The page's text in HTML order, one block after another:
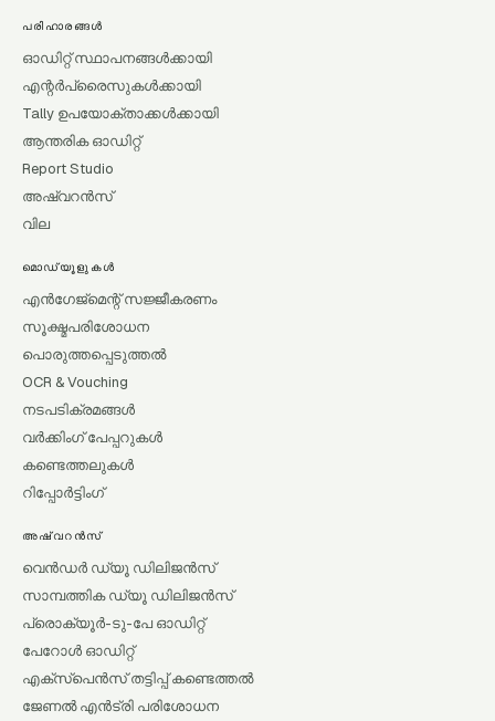
പരിഹാരങ്ങൾ
ഓഡിറ്റ് സ്ഥാപനങ്ങൾക്കായി
എന്റർപ്രൈസുകൾക്കായി
Tally ഉപയോക്താക്കൾക്കായി
ആന്തരിക ഓഡിറ്റ്
Report Studio
അഷ്വറൻസ്
വില
മൊഡ്യൂളുകൾ
എൻഗേജ്മെന്റ് സജ്ജീകരണം
സൂക്ഷ്മപരിശോധന
പൊരുത്തപ്പെടുത്തൽ
OCR & Vouching
നടപടിക്രമങ്ങൾ
വർക്കിംഗ് പേപ്പറുകൾ
കണ്ടെത്തലുകൾ
റിപ്പോർട്ടിംഗ്
അഷ്വറൻസ്
വെൻഡർ ഡ്യൂ ഡിലിജൻസ്
സാമ്പത്തിക ഡ്യൂ ഡിലിജൻസ്
പ്രൊക്യൂർ-ടു-പേ ഓഡിറ്റ്
പേറോൾ ഓഡിറ്റ്
എക്സ്പെൻസ് തട്ടിപ്പ് കണ്ടെത്തൽ
ജേണൽ എൻട്രി പരിശോധന